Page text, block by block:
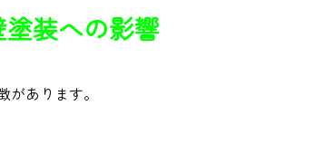
装への影響
あります。